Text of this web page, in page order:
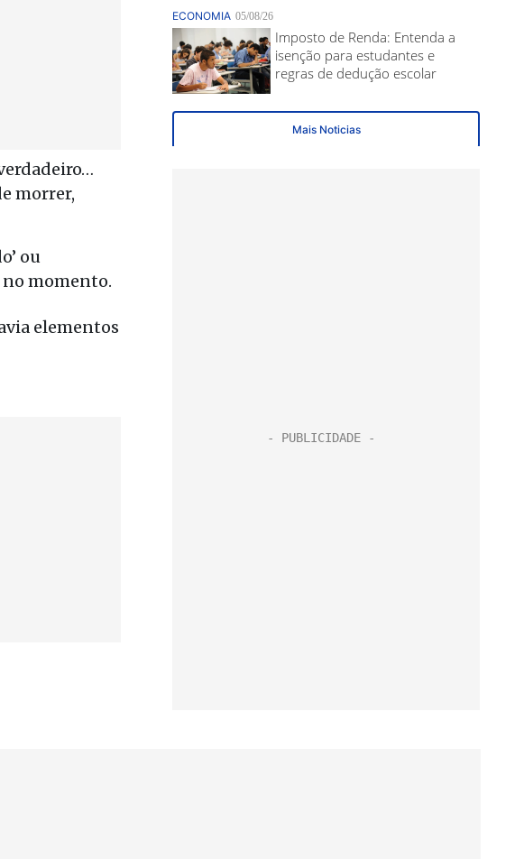
morrer,
ou
no momento.
elementos